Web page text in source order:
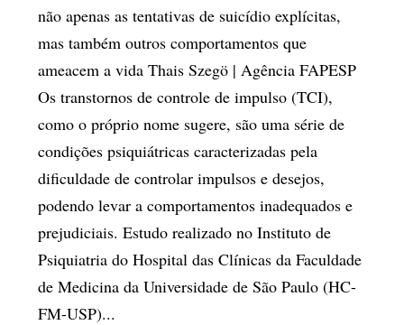
não apenas as tentativas de suicídio explícitas,
mas também outros comportamentos que
ameacem a vida Thais Szegö | Agência FAPESP
Os transtornos de controle de impulso (TCI),
como o próprio nome sugere, são uma série de
condições psiquiátricas caracterizadas pela
dificuldade de controlar impulsos e desejos,
podendo levar a comportamentos inadequados e
prejudiciais. Estudo realizado no Instituto de
Psiquiatria do Hospital das Clínicas da Faculdade
de Medicina da Universidade de São Paulo (HC-
FM-USP)...